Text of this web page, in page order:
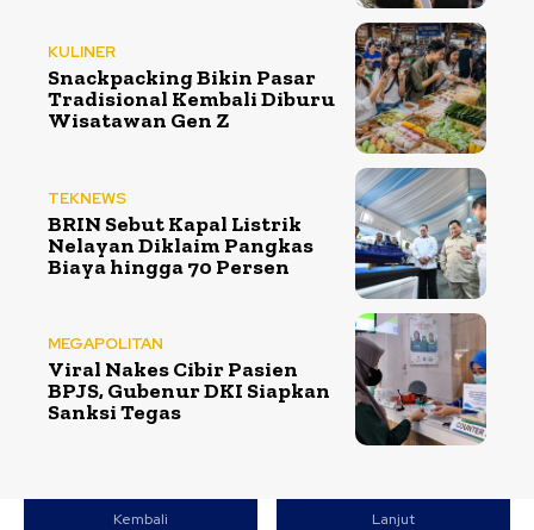
KULINER
Snackpacking Bikin Pasar
Tradisional Kembali Diburu
Wisatawan Gen Z
TEKNEWS
BRIN Sebut Kapal Listrik
Nelayan Diklaim Pangkas
Biaya hingga 70 Persen
MEGAPOLITAN
Viral Nakes Cibir Pasien
BPJS, Gubenur DKI Siapkan
Sanksi Tegas
Kembali Lanjut